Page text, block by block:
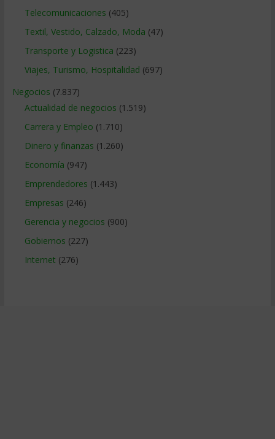
Telecomunicaciones (405)
Textil, Vestido, Calzado, Moda (47)
Transporte y Logistica (223)
Viajes, Turismo, Hospitalidad (697)
Negocios (7.837)
Actualidad de negocios (1.519)
Carrera y Empleo (1.710)
Dinero y finanzas (1.260)
Economía (947)
Emprendedores (1.443)
Empresas (246)
Gerencia y negocios (900)
Gobiernos (227)
Internet (276)